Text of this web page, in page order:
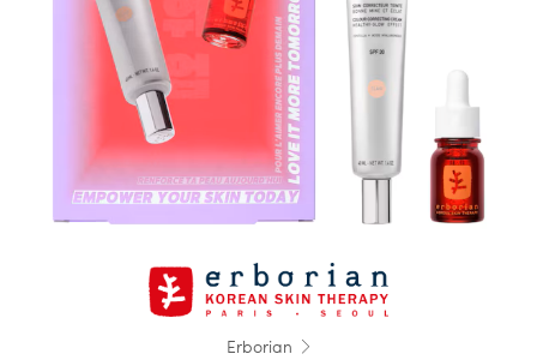
Erborian